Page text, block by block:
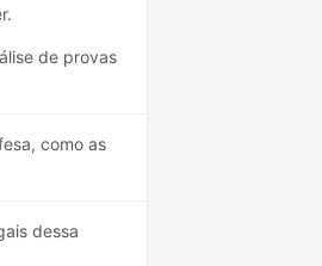
de provas
como as
dessa